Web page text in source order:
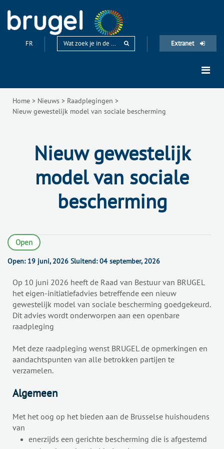
FR Extranet
Home > Nieuws > Raadplegingen >
Nieuw gewestelijk model van sociale bescherming
Nieuw gewestelijk
model van sociale
bescherming
Open
Open: 19 juni, 2026 Sluitend:04 september, 2026
Op 10 juni 2026 heeft de Raad van Bestuur van BRUGEL
het eigen-initiatiefadvies betreffende een nieuw
gewestelijk model van sociale bescherming goedgekeurd.
Dit advies wordt onderworpen aan een openbare
raadpleging
Met deze raadpleging wenst BRUGEL de opmerkingen en
aandachtspunten van alle betrokken partijen te
verzamelen.
Algemeen
Met het oog op het bieden aan de Brusselse huishoudens
van
enerzijds een gerichte bescherming die is afgestemd